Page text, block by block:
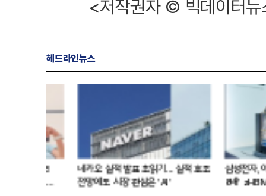
<저작권자 © 빅데이터
헤드라인뉴스
삼성전자, 이번엔 3D 메모리…'성능
8배' zHBM 세계 최초 공개
현대차 ‘디 올 뉴 아
아반떼 소비자 관